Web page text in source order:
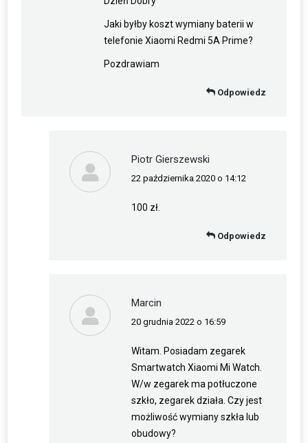
Jaki byłby koszt wymiany baterii w
telefonie Xiaomi Redmi 5A Prime?
Pozdrawiam
Odpowiedz
Piotr Gierszewski
napisał(a):
22 października 2020 o 14:12
100 zł.
Odpowiedz
Marcin
napisał(a):
20 grudnia 2022 o 16:59
Witam. Posiadam zegarek
Smartwatch Xiaomi Mi Watch.
W/w zegarek ma potłuczone
szkło, zegarek działa. Czy jest
możliwość wymiany szkła lub
obudowy?